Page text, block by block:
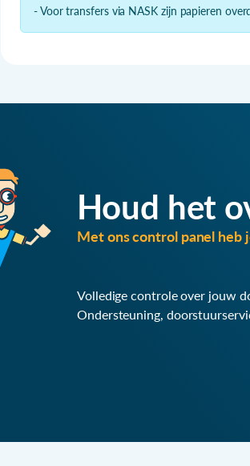
- Voor transfers via NASK zijn papieren
Houd het
Met ons control panel heb
Volledige controle over jouw
Ondersteuning,